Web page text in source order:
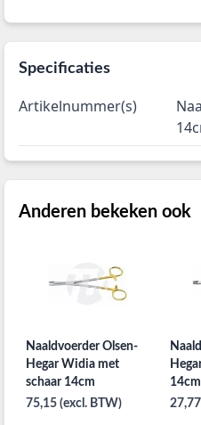
Specificaties
Artikelnummer(s)
Anderen bekeken ook
Naaldvoerder Olsen-
Hegar Widia met
schaar 14cm
75,15 (excl. BTW)
14cm